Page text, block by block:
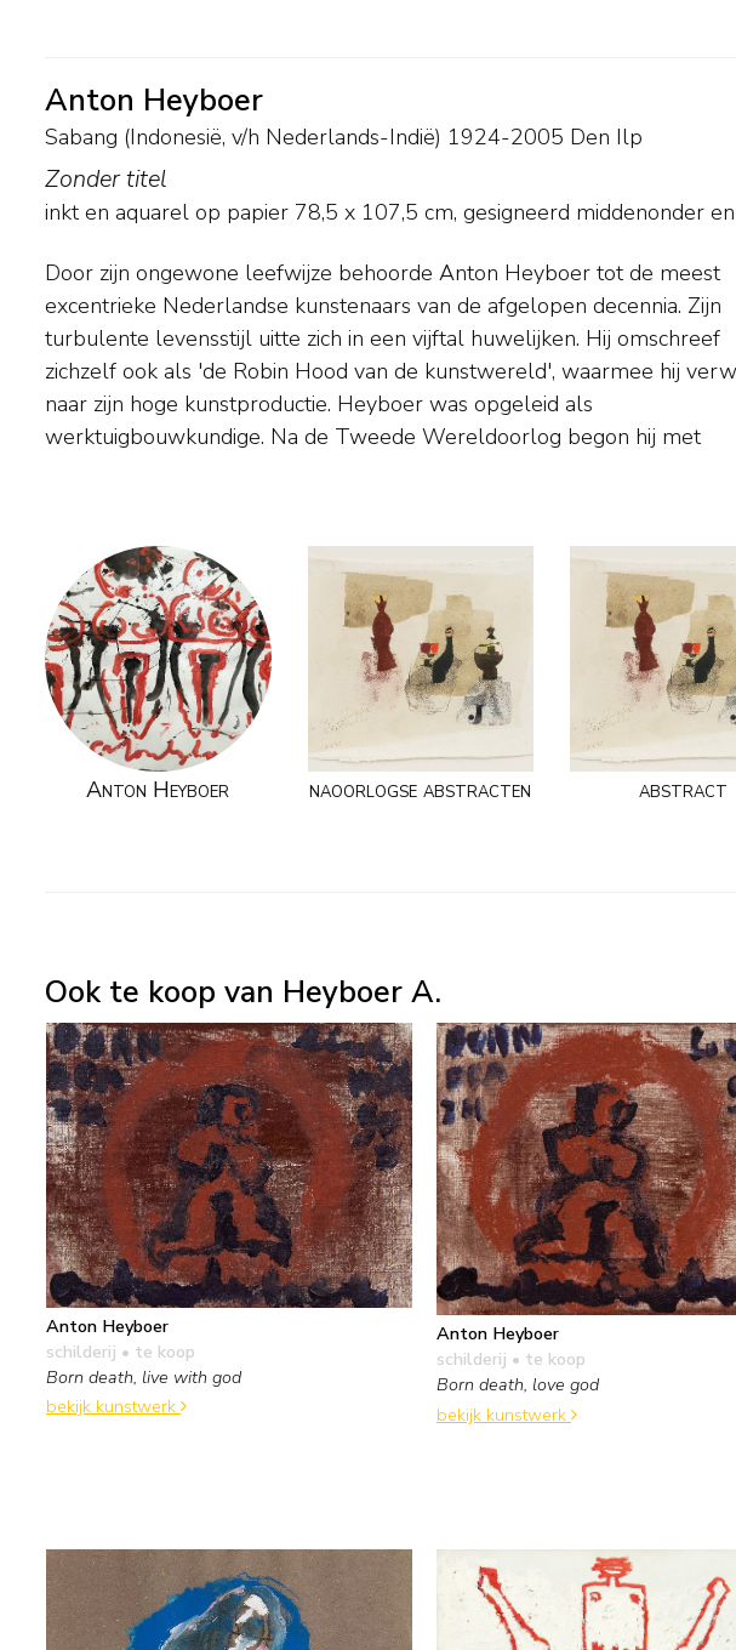
Anton Heyboer
Sabang (Indonesië, v/h Nederlands-Indië) 1924-2005 Den Ilp
Zonder titel
inkt en aquarel op papier 78,5 x 107,5 cm, gesigneerd middenonder en
Door zijn ongewone leefwijze behoorde Anton Heyboer tot de meest
excentrieke Nederlandse kunstenaars van de afgelopen decennia. Zijn
turbulente levensstijl uitte zich in een vijftal huwelijken. Hij omschreef
zichzelf ook als 'de Robin Hood van de kunstwereld', waarmee hij
naar zijn hoge kunstproductie. Heyboer was opgeleid als
werktuigbouwkundige. Na de Tweede Wereldoorlog begon hij met
tekenen, zij het nog in een traditionele stijl. Tussen 1954 en 1957
ontwikkelde hij een eigen filosofisch schema op basis waarvan zijn
abstracte kunstwerken ontstonden. Toch blijven er in zijn schilderijen en
etsen altijd figuratieve elementen aanwezig. Tevens verduidelijkte
met teksten de thema's van zijn werk, waarin vaak menselijke relaties een
Anton Heyboer naoorlogse abstracten abstract
Ook te koop van Heyboer A.
Anton Heyboer
schilderij • te koop
Born death, live with god
bekijk kunstwerk
Anton Heyboer
schilderij • te koop
Born death, love god
bekijk kunstwerk